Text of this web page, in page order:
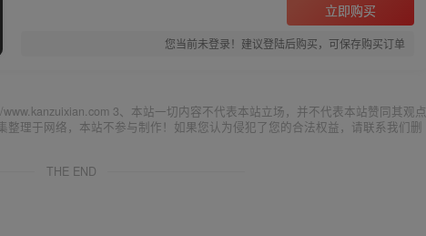
立即购买
您当前未登录！建议登陆后购买，可保存购买订单
3、本站一切内容不代表本站立场，并不代表本站赞同其观点
理于网络，本站不参与制作！如果您认为侵犯了您的合法权益，请联系我们删
THE END